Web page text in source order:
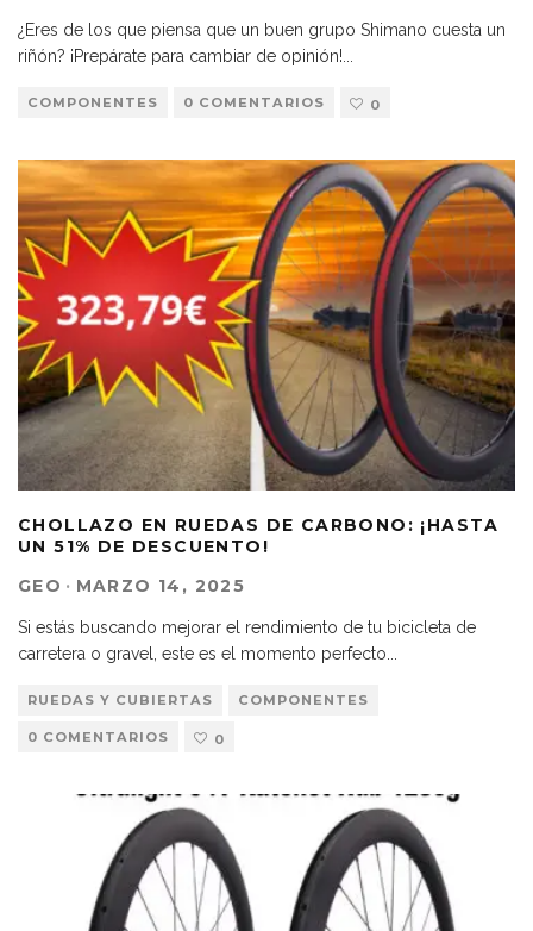
¿Eres de los que piensa que un buen grupo Shimano cuesta un
riñón? ¡Prepárate para cambiar de opinión!
COMPONENTES 0 COMENTARIOS 0
CHOLLAZO EN RUEDAS DE CARBONO: ¡HASTA
UN 51% DE DESCUENTO!
GEO · MARZO 14, 2025
Si estás buscando mejorar el rendimiento de tu bicicleta de
carretera o gravel, este es el momento perfecto...
RUEDAS Y CUBIERTAS COMPONENTES
0 COMENTARIOS 0